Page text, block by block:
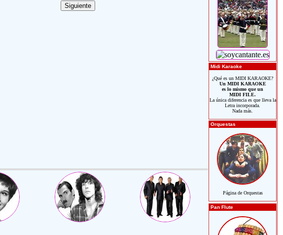
Midi Karaoke
¿Qué es un MIDI KARAOKE?
Un MIDI KARAOKE
es lo mismo que un
MIDI FILE.
La única diferencia es que lleva la
Letra incorporada.
Nada más.
Orquestas
Página de Orquestas
Pan Flute